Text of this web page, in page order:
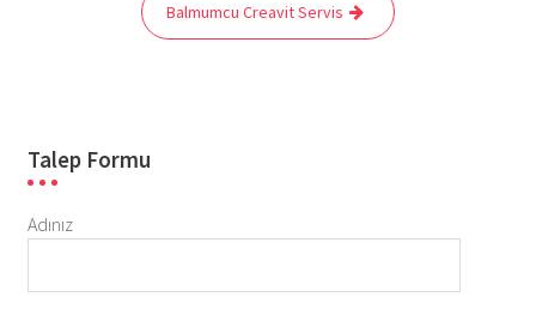
Balmumcu Creavit Servis
Talep Formu
Adınız